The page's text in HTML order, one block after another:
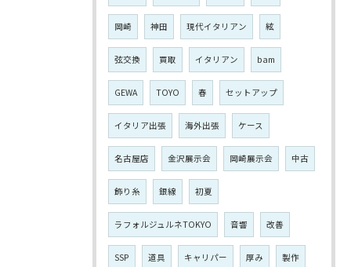
岡崎 神田 現代イタリアン 絃
弦交換 買取 イタリアン bam
GEWA TOYO 春 セットアップ
イタリア出張 海外出張 ケース
名古屋店 金沢展示会 岡崎展示会 中古
飾り糸 銀線 初夏
ラフォルジュルネTOKYO 音響 改善
SSP 道具 キャリパー 厚み 製作